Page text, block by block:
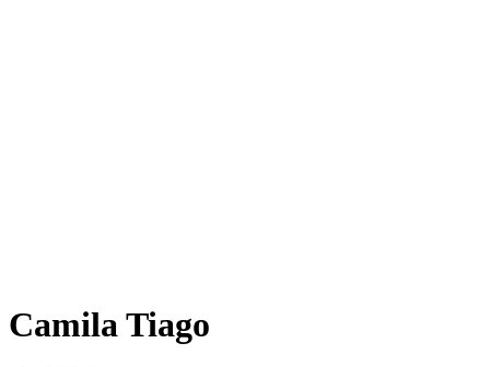
Camila Tiago